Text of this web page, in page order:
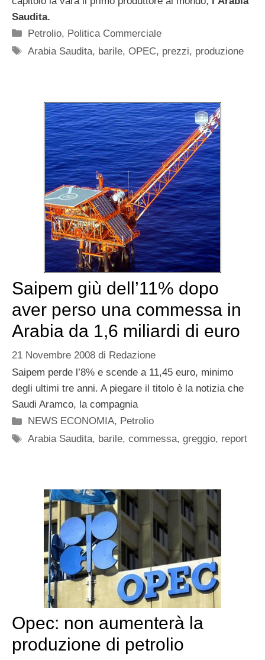
Saudita.
Categorie
Petrolio, Politica Commerciale
Tag
Arabia Saudita, barile,OPEC, prezzi, produzione
Saipem giù dell’11% dopo
aver perso una commessa in
Arabia da 1,6 miliardi di euro
21 Novembre 2008 di Redazione
Saipem perde l’8% e scende a 11,45 euro, minimo
degli ultimi tre anni. A piegare il titolo è la notizia che
Saudi Aramco, la compagnia
Categorie
NEWS ECONOMIA, Petrolio
Tag
Arabia Saudita, barile,commessa,greggio, report
Opec: non aumenterà la
produzione di petrolio